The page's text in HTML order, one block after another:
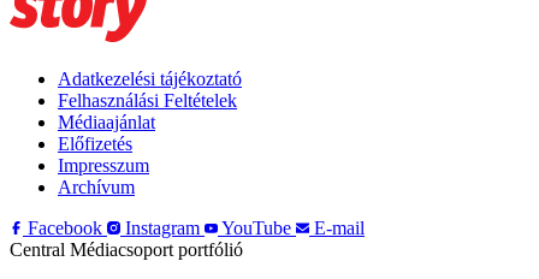
Adatkezelési tájékoztató
Felhasználási Feltételek
Médiaajánlat
Előfizetés
Impresszum
Archívum
Facebook
Instagram YouTube
E-mail
Central Médiacsoport portfólió